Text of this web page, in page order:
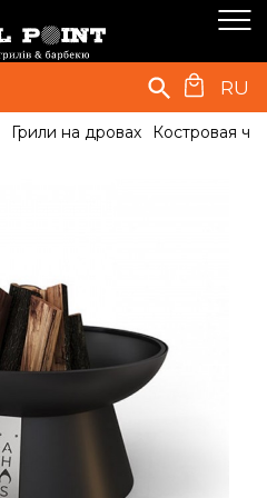
RU
Грили на дровах Костровая